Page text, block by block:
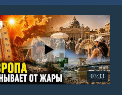
03:33